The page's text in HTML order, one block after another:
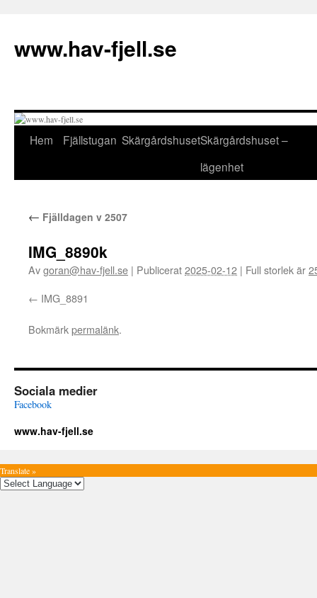
innehåll
www.hav-fjell.se
Hem Fjällstugan SkärgårdshusetSkärgårdshuset –
lägenhet
← Fjälldagen v 2507
IMG_8890k
Avgoran@hav-fjell.se | Publicerat2025-02-12 | Full storlek är
IMG_8891
Bokmärkpermalänk.
Sociala medier
Facebook
www.hav-fjell.se
Translate »